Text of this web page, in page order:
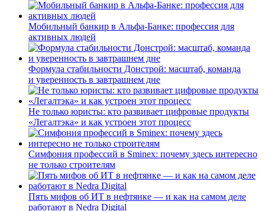
Мобильный банкир в Альфа-Банке: профессия для
активных людей
Формула стабильности Донстрой: масштаб, команда
и уверенность в завтрашнем дне
Не только юристы: кто развивает цифровые продукты
«Легалтэка» и как устроен этот процесс
Симфония профессий в Sminex: почему здесь интересно
не только строителям
Пять мифов об ИТ в нефтянке — и как на самом деле
работают в Nedra Digital